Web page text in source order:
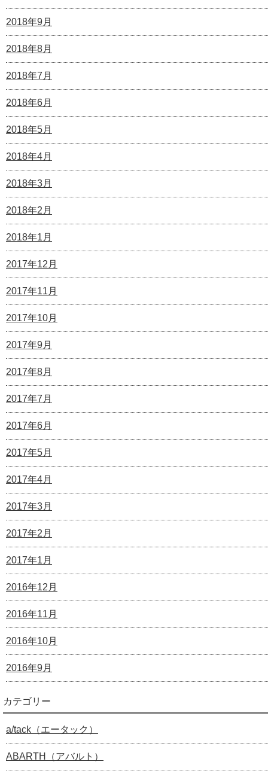
2018年9月
2018年8月
2018年7月
2018年6月
2018年5月
2018年4月
2018年3月
2018年2月
2018年1月
2017年12月
2017年11月
2017年10月
2017年9月
2017年8月
2017年7月
2017年6月
2017年5月
2017年4月
2017年3月
2017年2月
2017年1月
2016年12月
2016年11月
2016年10月
2016年9月
カテゴリー
a/tack（エータック）
ABARTH（アバルト）